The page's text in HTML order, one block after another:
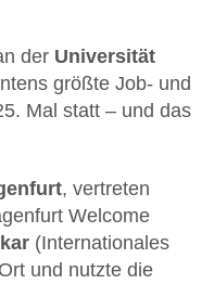
der Universität
größte Job- und
Mal statt – und das
, vertreten
Welcome
(Internationales
und nutzte die